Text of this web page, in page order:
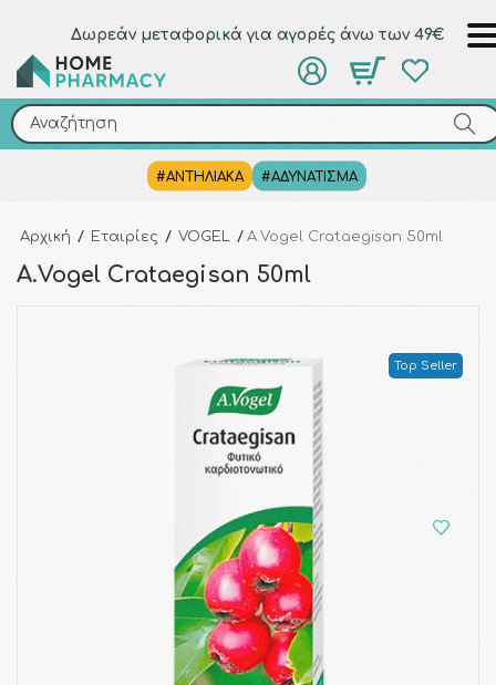
Δωρεάν μεταφορικά για αγορές άνω των 49€
Αναζήτηση
#ΑΝΤΗΛΙΑΚΑ #ΑΔΥΝΑΤΙΣΜΑ
Αναζήτηση
Αρχική / Εταιρίες / VOGEL / A.Vogel Crataegisan 50ml
A.Vogel Crataegisan 50ml
Top Seller